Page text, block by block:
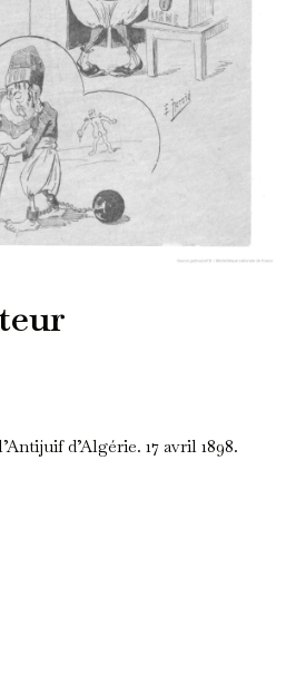
d’Algérie. 17 avril 1898.